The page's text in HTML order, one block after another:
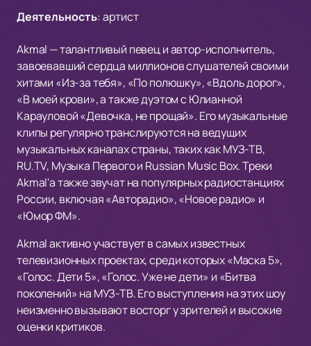
Деятельность:артист
Akmal — талантливый певец и автор-исполнитель,
завоевавший сердца миллионов слушателей своими
хитами «Из-за тебя», «По полюшку», «Вдоль дорог»,
«В моей крови», а также дуэтом с Юлианной
Карауловой «Девочка, не прощай». Его музыкальные
клипы регулярно транслируются на ведущих
музыкальных каналах страны, таких как МУЗ-ТВ,
RU.TV, Музыка Первого и Russian Music Box. Треки
Akmal'а также звучат на популярных радиостанциях
России, включая «Авторадио», «Новое радио» и
«Юмор ФМ».
Akmal активно участвует в самых известных
телевизионных проектах, среди которых «Маска 5»,
«Голос. Дети 5», «Голос. Уже не дети» и «Битва
поколений» на МУЗ-ТВ. Его выступления на этих шоу
неизменно вызывают восторг у зрителей и высокие
оценки критиков.